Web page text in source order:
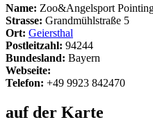
Name: Zoo&Angelsport
Strasse: Grandmühlstraße 5
Ort: Geiersthal
Postleitzahl: 94244
Bundesland: Bayern
Webseite:
Telefon: +49 9923 842470
auf der Karte